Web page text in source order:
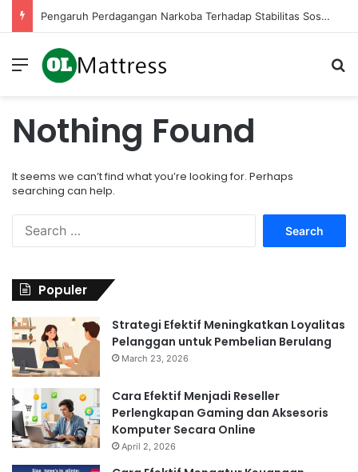
Pengaruh Perdagangan Narkoba Terhadap Stabilitas Sosial di Masyarakat Kita
Menu
Nothing Found
It seems we can’t find what you’re looking for. Perhaps
searching can help.
Populer
Strategi Efektif Meningkatkan Loyalitas
Pelanggan untuk Pembelian Berulang
March 23, 2026
Cara Efektif Menjadi Reseller
Perlengkapan Gaming dan Aksesoris
Komputer Secara Online
April 2, 2026